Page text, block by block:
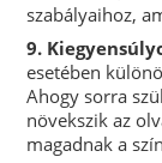
szabályaihoz,
9.
esetében
Ahogy sorra
növekszik az
magadnak a